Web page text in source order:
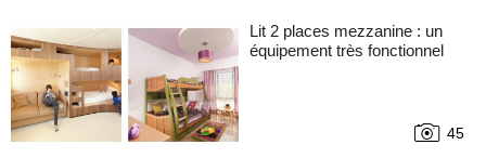
Lit 2 places mezzanine : un
équipement très fonctionnel
45